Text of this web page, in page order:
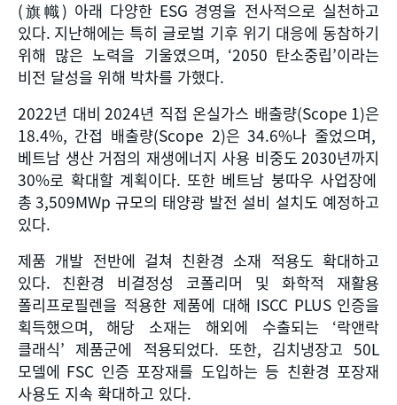
(旗幟) 아래 다양한 ESG 경영을 전사적으로 실천하고
있다. 지난해에는 특히 글로벌 기후 위기 대응에 동참하기
위해 많은 노력을 기울였으며, ‘2050 탄소중립’이라는
비전 달성을 위해 박차를 가했다.
2022년 대비 2024년 직접 온실가스 배출량(Scope 1)은
18.4%, 간접 배출량(Scope 2)은 34.6%나 줄었으며,
베트남 생산 거점의 재생에너지 사용 비중도 2030년까지
30%로 확대할 계획이다. 또한 베트남 붕따우 사업장에
총 3,509MWp 규모의 태양광 발전 설비 설치도 예정하고
있다.
제품 개발 전반에 걸쳐 친환경 소재 적용도 확대하고
있다. 친환경 비결정성 코폴리머 및 화학적 재활용
폴리프로필렌을 적용한 제품에 대해 ISCC PLUS 인증을
획득했으며, 해당 소재는 해외에 수출되는 ‘락앤락
클래식’ 제품군에 적용되었다. 또한, 김치냉장고 50L
모델에 FSC 인증 포장재를 도입하는 등 친환경 포장재
사용도 지속 확대하고 있다.